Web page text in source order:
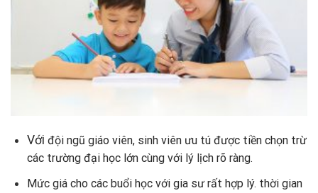
Với đội ngũ giáo viên, sinh viên ưu tú được tiền chọn trừ
các trường đại học lớn cùng với lý lịch rõ ràng.
Mức giá cho các buổi học với gia sư rất hợp lý. thời gian